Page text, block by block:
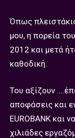
Όπως
μου, η πορεία
2012 και μετά
καθοδική.
Του αξίζουν
αποφάσεις και
EUROBANK και
χιλιάδες